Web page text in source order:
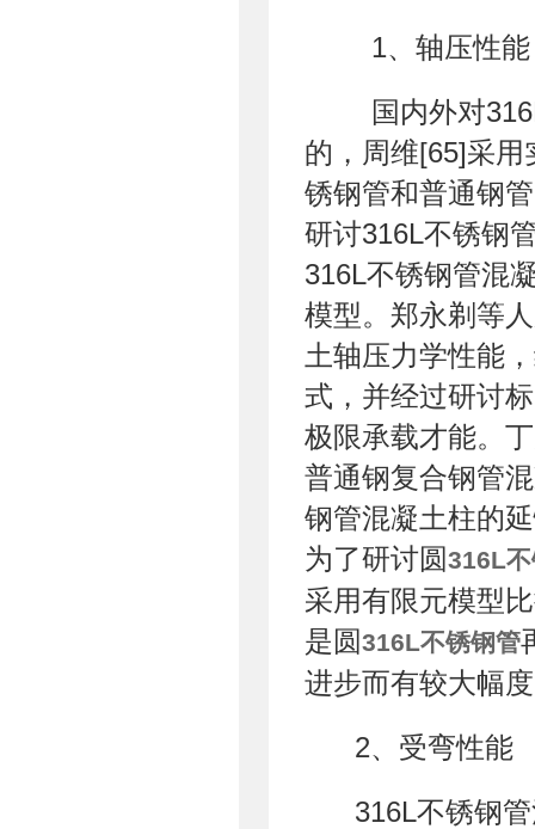
1、轴压性能
国内外对
的，周维[65]采
锈钢管和普通钢
研讨316L不锈钢
316L不锈钢管混
模型。郑永剃等
土轴压力学性能
式，并经过研讨
极限承载才能。
普通钢复合钢管
钢管混凝土柱的
为了研讨圆316L
采用有限元模型
是圆316L不锈钢管
进步而有较大幅
2、受弯性能
316L不锈钢